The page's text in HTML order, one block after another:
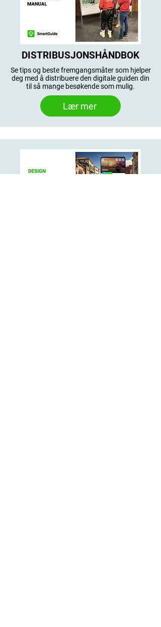
DISTRIBUSJONSHÅNDBOK
Se tips og beste fremgangsmåter som hjelper
deg med å distribuere den digitale guiden din
til så mange besøkende som mulig.
Lær mer